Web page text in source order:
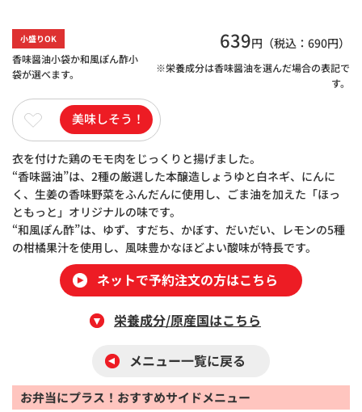
小盛りOK
香味醤油小袋か和風ぽん酢小
袋が選べます。
639円（税込： 690円）
※栄養成分は香味醤油を選んだ場合の表記で
す。
美味しそう！
衣を付けた鶏のモモ肉をじっくりと揚げました。
“香味醤油”は、2種の厳選した本醸造しょうゆと白ネギ、にんに
く、生姜の香味野菜をふんだんに使用し、ごま油を加えた「ほっ
ともっと」オリジナルの味です。
“和風ぽん酢”は、ゆず、すだち、かぼす、だいだい、レモンの5種
の柑橘果汁を使用し、風味豊かなほどよい酸味が特長です。
ネットで予約注文の方はこちら
栄養成分/原産国はこちら
メニュー一覧に戻る
お弁当にプラス！おすすめサイドメニュー